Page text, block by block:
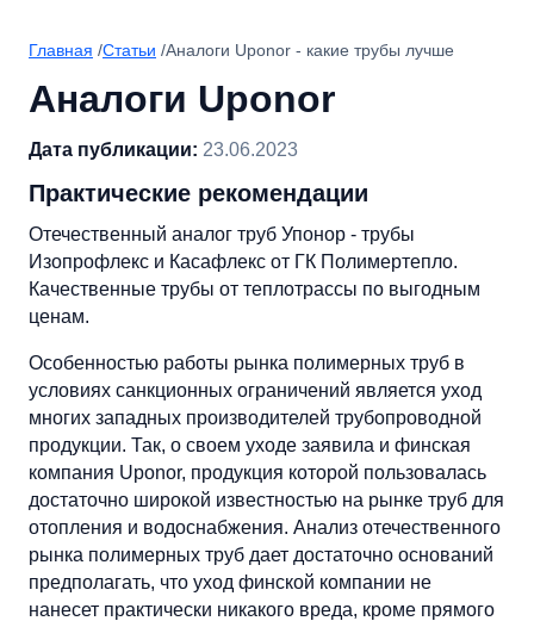
Главная /Статьи /Аналоги Uponor - какие трубы лучше
Аналоги Uponor
Дата публикации: 23.06.2023
Практические рекомендации
Отечественный аналог труб Упонор - трубы
Изопрофлекс и Касафлекс от ГК Полимертепло.
Качественные трубы от теплотрассы по выгодным
ценам.
Особенностью работы рынка полимерных труб в
условиях санкционных ограничений является уход
многих западных производителей трубопроводной
продукции. Так, о своем уходе заявила и финская
компания Uponor, продукция которой пользовалась
достаточно широкой известностью на рынке труб для
отопления и водоснабжения. Анализ отечественного
рынка полимерных труб дает достаточно оснований
предполагать, что уход финской компании не
нанесет практически никакого вреда, кроме прямого